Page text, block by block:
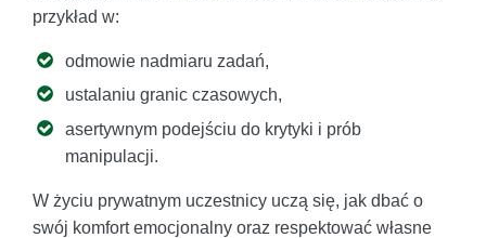
przykład w:
odmowie nadmiaru zadań,
ustalaniu granic czasowych,
asertywnym podejściu do krytyki i prób
manipulacji.
W życiu prywatnym uczestnicy uczą się, jak dbać o
swój komfort emocjonalny oraz respektować własne